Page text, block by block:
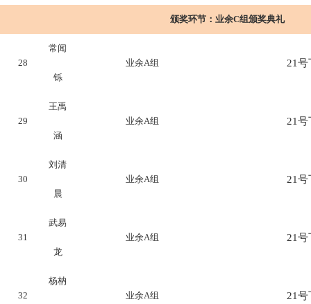
颁奖环节： 业余C组颁奖典礼
28
常闻
铄
业余A组 21号
29
王禹
涵
业余A组 21号
30
刘清
晨
业余A组 21号
31
武易
龙
业余A组 21号
32
杨枘
业余A组 21号